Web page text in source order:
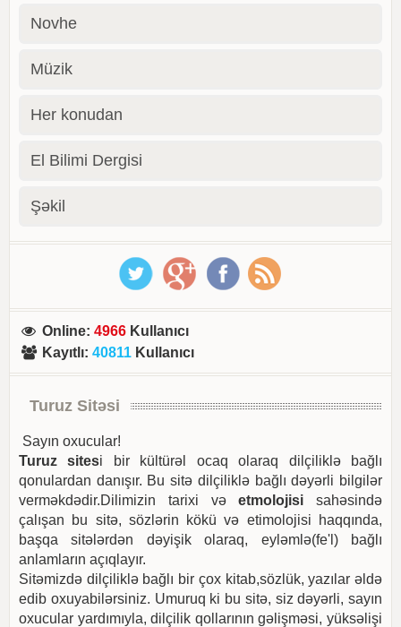
Novhe
Müzik
Her konudan
El Bilimi Dergisi
Şəkil
Online:4966 Kullanıcı
Kayıtlı:40811 Kullanıcı
Turuz Sitəsi
Sayın oxucular!
Turuz sitesi bir kültürəl ocaq olaraq dilçiliklə bağlı
qonulardan danışır. Bu sitə dilçiliklə bağlı dəyərli bilgilər
verməkdədir.Dilimizin tarixi vəetmolojisi sahəsində
çalışan bu sitə, sözlərin kökü və etimolojisi haqqında,
başqa sitələrdən dəyişik olaraq, eyləmlə(fe'l) bağlı
anlamların açıqlayır.
Sitəmizdə dilçiliklə bağlı bir çox kitab,sözlük, yazılar əldə
edib oxuyabilərsiniz. Umuruq ki bu sitə, siz dəyərli, sayın
oxucular yardımıyla, dilçilik qollarının gəlişməsi, yüksəlişi